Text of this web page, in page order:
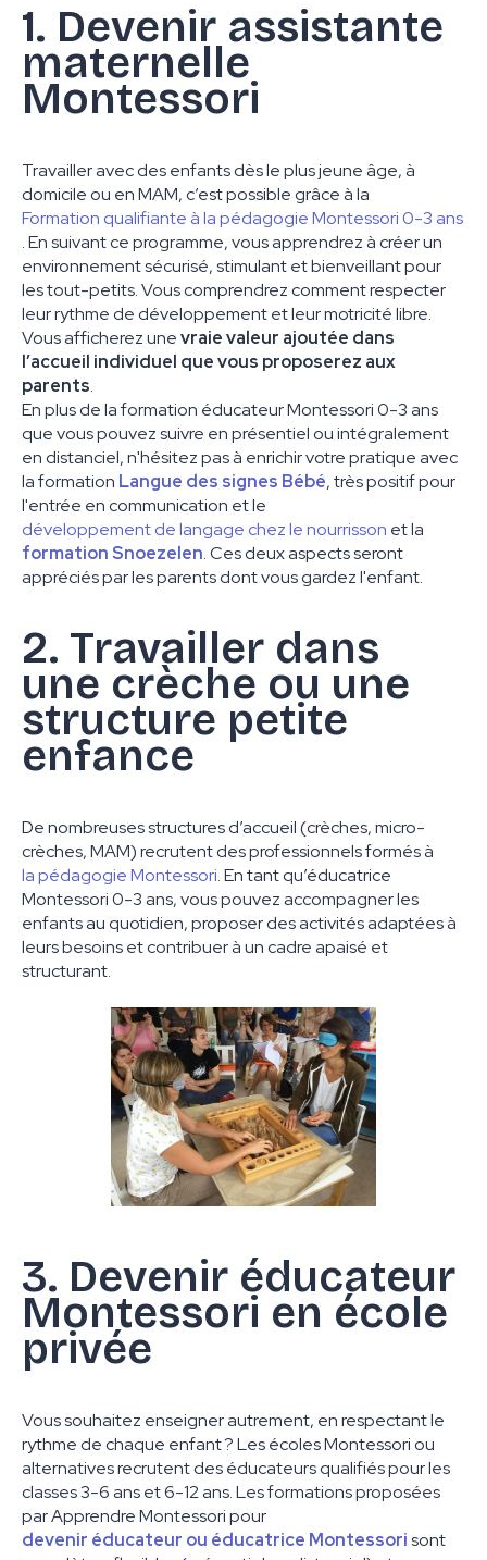
1. Devenir assistante
maternelle
Montessori
Travailler avec des enfants dès le plus jeune âge, à
domicile ou en MAM, c’est possible grâce à la
Formation qualifiante à la pédagogie Montessori 0-3 ans
. En suivant ce programme, vous apprendrez à créer un
environnement sécurisé, stimulant et bienveillant pour
les tout-petits. Vous comprendrez comment respecter
leur rythme de développement et leur motricité libre.
Vous afficherez unevraie valeur ajoutée dans
l’accueil individuel que vous proposerez aux
parents.
En plus de la formation éducateur Montessori 0-3 ans
que vous pouvez suivre en présentiel ou intégralement
en distanciel, n'hésitez pas à enrichir votre pratique avec
la formation Langue des signes Bébé, très positif pour
l'entrée en communication et le
développement de langage chez le nourrisson et la
formation Snoezelen. Ces deux aspects seront
appréciés par les parents dont vous gardez l'enfant.
2. Travailler dans
une crèche ou une
structure petite
enfance
De nombreuses structures d’accueil (crèches, micro-
crèches, MAM) recrutent des professionnels formés à
la pédagogie Montessori. En tant qu’éducatrice
Montessori 0-3 ans, vous pouvez accompagner les
enfants au quotidien, proposer des activités adaptées à
leurs besoins et contribuer à un cadre apaisé et
structurant.
3. Devenir éducateur
Montessori en école
privée
Vous souhaitez enseigner autrement, en respectant le
rythme de chaque enfant ? Les écoles Montessori ou
alternatives recrutent des éducateurs qualifiés pour les
classes 3-6 ans et 6-12 ans. Les formations proposées
par Apprendre Montessori pour
devenir éducateur ou éducatrice Montessorisont